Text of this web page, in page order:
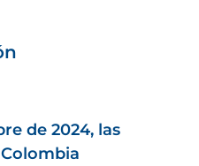
de 2024, las